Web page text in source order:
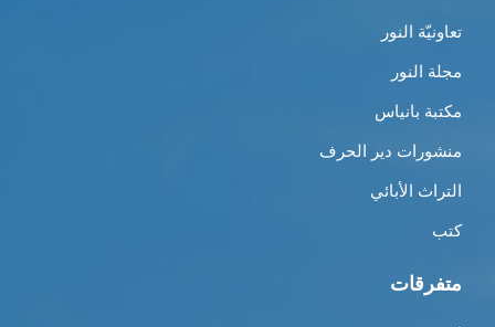
تعاونيّة النور
مجلة النور
مكتبة بانياس
منشورات دير الحرف
التراث الأبائي
كتب
متفرقات